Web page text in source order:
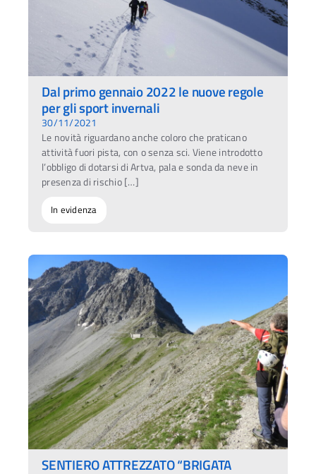
Dal primo gennaio 2022 le nuove regole
per gli sport invernali
30/11/2021
Le novità riguardano anche coloro che praticano
attività fuori pista, con o senza sci. Viene introdotto
l’obbligo di dotarsi di Artva, pala e sonda da neve in
presenza di rischio […]
In evidenza
SENTIERO ATTREZZATO “BRIGATA